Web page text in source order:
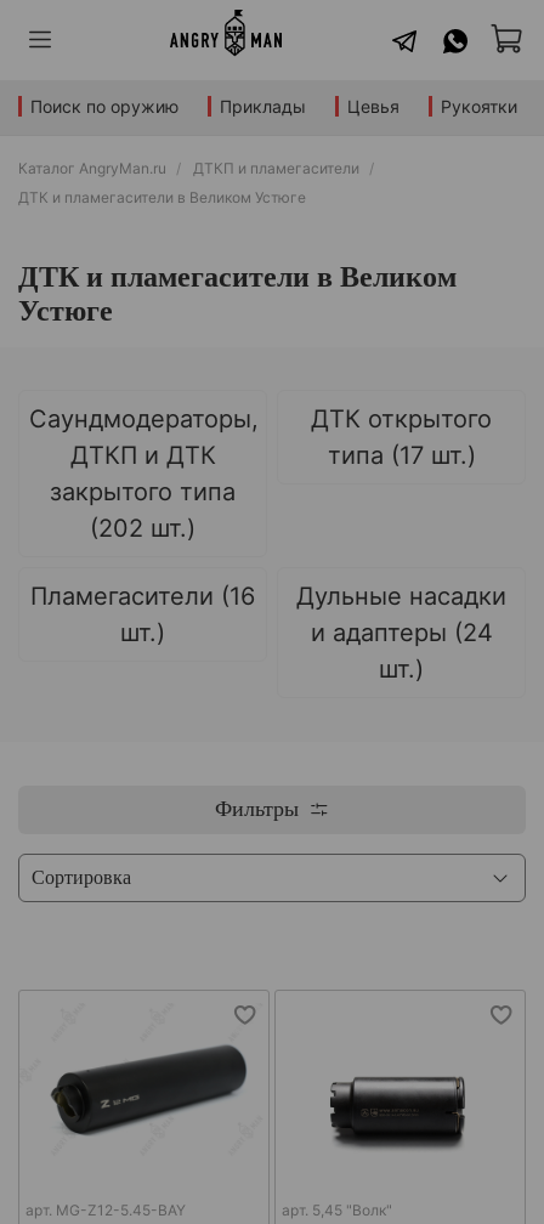
Поиск по оружию Приклады Цевья Рукоятки
Каталог AngryMan.ru
ДТКП и пламегасители
ДТК и пламегасители в Великом Устюге
ДТК и пламегасители в Великом
Устюге
Саундмодераторы,
ДТКП и ДТК
закрытого типа
(202 шт.)
ДТК открытого
типа (17 шт.)
Пламегасители (16
шт.)
Дульные насадки
и адаптеры (24
шт.)
Фильтры
арт. MG-Z12-5.45-BAY арт. 5,45 "Волк"